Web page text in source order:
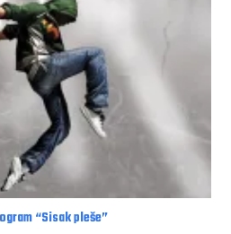
“Sisak pleše”